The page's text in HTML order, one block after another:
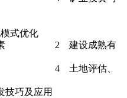
式优化
要素 2 建设成熟有
4 土地评估、
巧及应用